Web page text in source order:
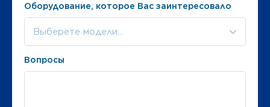
Оборудование, которое Вас заинтересовало
Выберете модели...
Вопросы